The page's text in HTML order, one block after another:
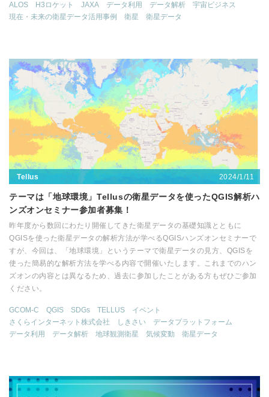
ALOS H3ロケット JAXA データ利用 データ解析
宇宙ビジネス
現在・未来の衛星データ活用事例
衛星 衛星データ
Tellus 2024/1/11
テーマは「地球環境」Tellusの衛星データを使ったQGIS解析ハ
ンズオンセミナー参加者募集！
昨年度から数回にわたり開催してきた衛星データの基礎知識とともに
QGISを使った衛星データの解析方法が学べるQGISハンズオンセミナーで
すが、今回は、「地球環境」というテーマで衛星データの見方、QGISを
使った簡易的な解析方法を学べる内容で開催いたします。これまでのハン
ズオンの内容とは異なるため、過去に参加したことがある方もぜひご参加
ください。
GCOM-C QGIS SDGs TELLUS
イベント
さくらインターネット株式会社
しきさい
データプラットフォーム
データ利用
データ解析 地球観測衛星 気候変動 衛星データ